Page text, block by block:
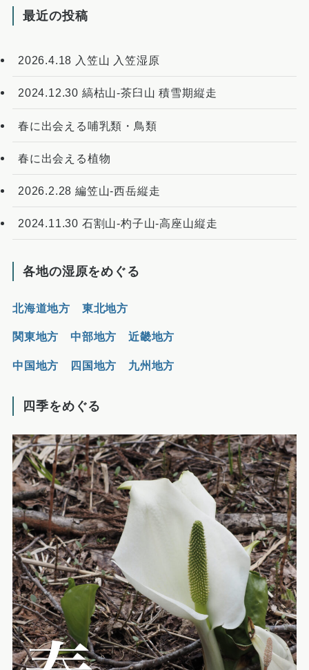
最近の投稿
2026.4.18 入笠山 入笠湿原
2024.12.30 縞枯山-茶臼山 積雪期縦走
春に出会える哺乳類・鳥類
春に出会える植物
2026.2.28 編笠山-西岳縦走
2024.11.30 石割山-杓子山-高座山縦走
各地の湿原をめぐる
北海道地方 東北地方
関東地方 中部地方 近畿地方
中国地方 四国地方 九州地方
四季をめぐる